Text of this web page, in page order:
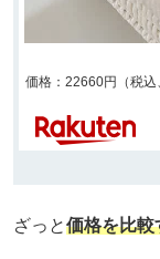
価格：22660円（税込
ざっと価格を比較